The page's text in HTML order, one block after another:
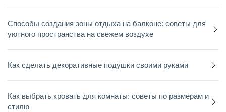
Способы создания зоны отдыха на балконе: советы для
уютного пространства на свежем воздухе
Как сделать декоративные подушки своими руками
Как выбрать кровать для комнаты: советы по размерам и
стилю